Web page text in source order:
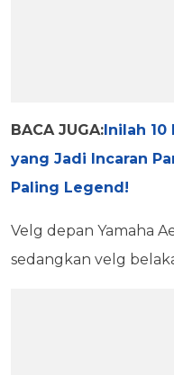
BACA JUGA: Inilah
yang Jadi Incaran
Paling Legend!
Velg depan Yamaha
sedangkan velg